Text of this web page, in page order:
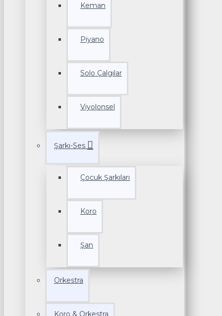
Keman
Piyano
Solo Çalgılar
Viyolonsel
Şarkı-Ses
Çocuk Şarkıları
Koro
Şan
Orkestra
Koro & Orkestra